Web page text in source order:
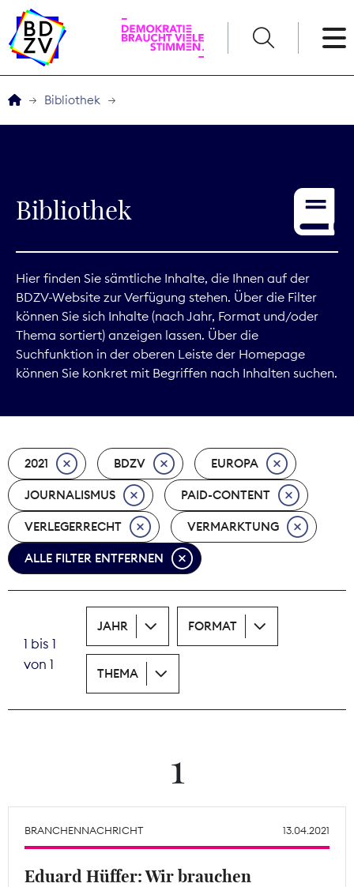
Service
Digitales
Kommunikation
Marktdaten
Nachhaltigkeit
Nachwuchs
Nova Award
Print
Wächterpreis
Mitgliederbereich
Bibliothek
Bibliothek
Hier finden Sie sämtliche Inhalte, die Ihnen auf der
BDZV-Website zur Verfügung stehen. Über die Filter
können Sie sich Inhalte (nach Jahr, Format und/oder
Thema sortiert) anzeigen lassen. Über die
Suchfunktion in der oberen Leiste der Homepage
können Sie konkret mit Begriffen nach Inhalten suchen.
2021 BDZV EUROPA
JOURNALISMUS PAID-CONTENT
VERLEGERRECHT VERMARKTUNG
ALLE FILTER ENTFERNEN
1 bis 1
von 1
JAHR FORMAT
THEMA
1
BRANCHENNACHRICHT 13.04.2021
Eduard Hüffer: Wir brauchen